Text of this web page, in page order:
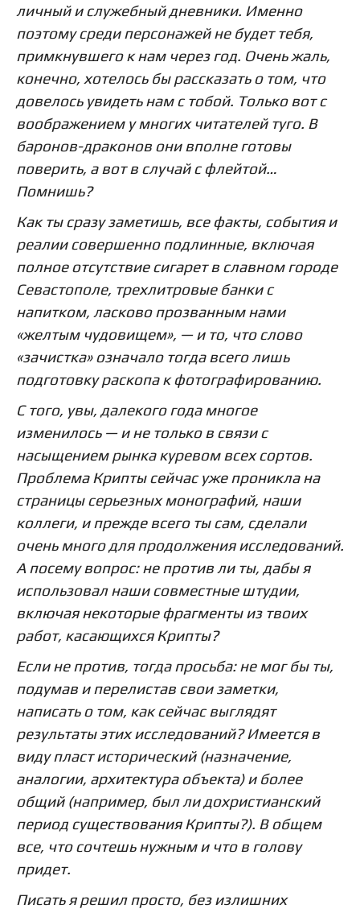
личный и служебный дневники. Именно
поэтому среди персонажей не будет тебя,
примкнувшего к нам через год. Очень жаль,
конечно, хотелось бы рассказать о том, что
довелось увидеть нам с тобой. Только вот с
воображением у многих читателей туго. В
баронов-драконов они вполне готовы
поверить, а вот в случай с флейтой…
Помнишь?
Как ты сразу заметишь, все факты, события и
реалии совершенно подлинные, включая
полное отсутствие сигарет в славном городе
Севастополе, трехлитровые банки с
напитком, ласково прозванным нами
«желтым чудовищем», — и то, что слово
«зачистка» означало тогда всего лишь
подготовку раскопа к фотографированию.
С того, увы, далекого года многое
изменилось — и не только в связи с
насыщением рынка куревом всех сортов.
Проблема Крипты сейчас уже проникла на
страницы серьезных монографий, наши
коллеги, и прежде всего ты сам, сделали
очень много для продолжения исследований.
А посему вопрос: не против ли ты, дабы я
использовал наши совместные штудии,
включая некоторые фрагменты из твоих
работ, касающихся Крипты?
Если не против, тогда просьба: не мог бы ты,
подумав и перелистав свои заметки,
написать о том, как сейчас выглядят
результаты этих исследований? Имеется в
виду пласт исторический (назначение,
аналогии, архитектура объекта) и более
общий (например, был ли дохристианский
период существования Крипты?). В общем
все, что сочтешь нужным и что в голову
придет.
Писать я решил просто, без излишних